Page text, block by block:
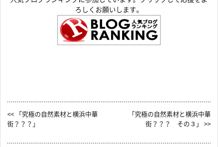
ろしくお願いします。
<< 「究極の自然素材と横浜中華
街？？？」
「究極の自然素材と横浜中華
街？？？ その３」 >>